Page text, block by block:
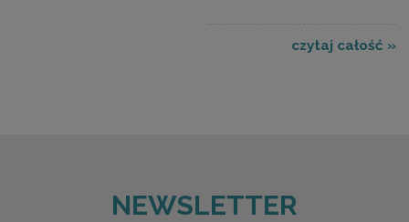
czytaj całość »
NEWSLETTER